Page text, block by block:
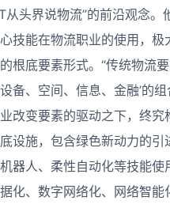
从头界说物流”的前沿观念。
技能在物流职业的使用，极
根底要素形式。“传统物流要
备、空间、信息、金融’的组
改变要素的驱动之下，终究
设施，包含绿色新动力的引
器人、柔性自动化等技能使
化、数字网络化、网络智能